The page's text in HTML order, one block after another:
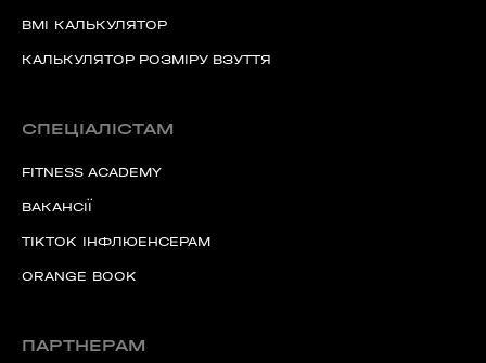
BMI КАЛЬКУЛЯТОР
КАЛЬКУЛЯТОР РОЗМІРУ ВЗУТТЯ
СПЕЦІАЛІСТАМ
FITNESS ACADEMY
ВАКАНСІЇ
TIKTOK ІНФЛЮЕНСЕРАМ
ORANGE BOOK
ПАРТНЕРАМ